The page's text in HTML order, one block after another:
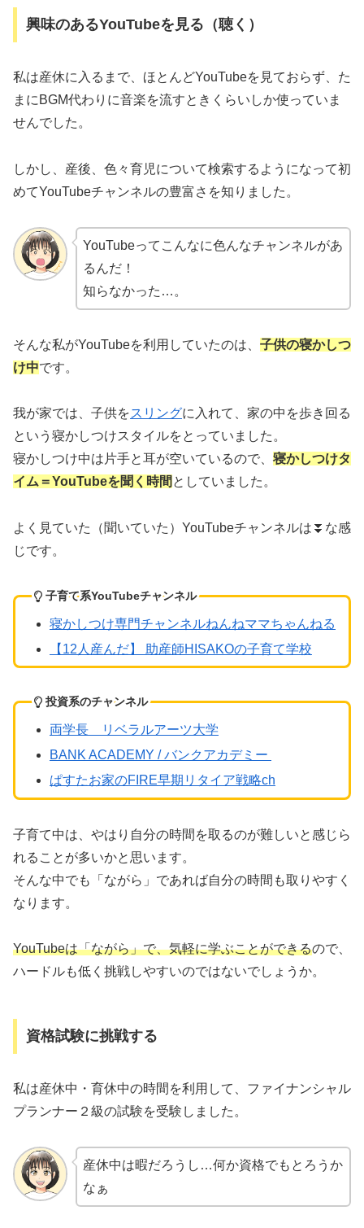
興味のあるYouTubeを見る（聴く）
私は産休に入るまで、ほとんどYouTubeを見ておらず、た
まにBGM代わりに音楽を流すときくらいしか使っていま
せんでした。
しかし、産後、色々育児について検索するようになって初
めてYouTubeチャンネルの豊富さを知りました。
YouTubeってこんなに色んなチャンネルがあ
るんだ！
知らなかった…。
そんな私がYouTubeを利用していたのは、 子供の寝かしつ
け中です。
我が家では、子供をスリングに入れて、家の中を歩き回る
という寝かしつけスタイルをとっていました。
寝かしつけ中は片手と耳が空いているので、 寝かしつけタ
イム＝YouTubeを聞く時間 としていました。
よく見ていた（聞いていた）YouTubeチャンネルは⏬な感
じです。
子育て系YouTubeチャンネル
寝かしつけ専門チャンネルねんねママちゃんねる
【12人産んだ】 助産師HISAKOの子育て学校
投資系のチャンネル
両学長 リベラルアーツ大学
BANK ACADEMY / バンクアカデミー
ぱすたお家のFIRE早期リタイア戦略ch
子育て中は、やはり自分の時間を取るのが難しいと感じら
れることが多いかと思います。
そんな中でも「ながら」であれば自分の時間も取りやすく
なります。
YouTubeは「ながら」で、気軽に学ぶことができるので、
ハードルも低く挑戦しやすいのではないでしょうか。
資格試験に挑戦する
私は産休中・育休中の時間を利用して、ファイナンシャル
プランナー２級の試験を受験しました。
産休中は暇だろうし…何か資格でもとろうか
なぁ